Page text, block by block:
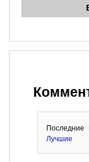
Последние
Лучшие